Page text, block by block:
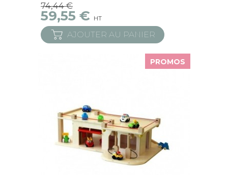
74,44 €
59,55 € HT
AJOUTER AU PANIER
PROMOS